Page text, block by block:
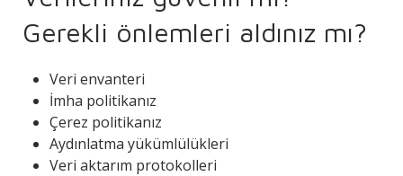
Gerekli önlemleri aldınız mı?
Veri envanteri
İmha politikanız
Çerez politikanız
Aydınlatma yükümlülükleri
Veri aktarım protokolleri